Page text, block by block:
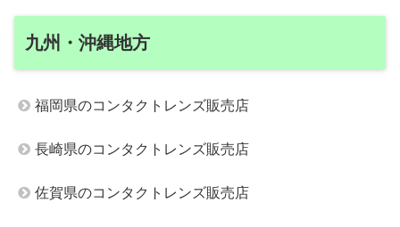
九州・沖縄地方
福岡県のコンタクトレンズ販売店
長崎県のコンタクトレンズ販売店
佐賀県のコンタクトレンズ販売店